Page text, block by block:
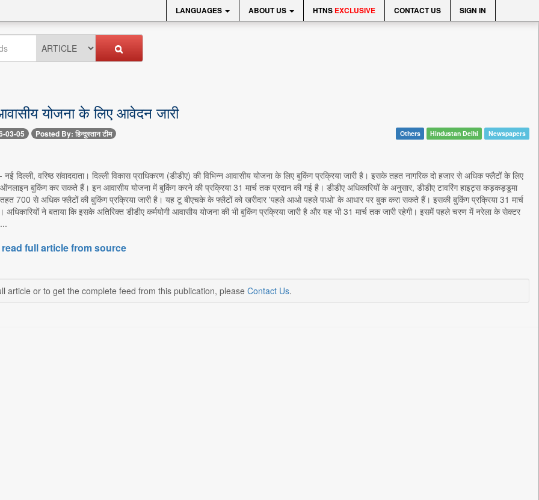
LANGUAGES ABOUT US HTNS EXCLUSIVE CONTACT US SIGN IN
योजना के लिए आवेदन जारी
03-05 Posted By: हिन्दुस्तान टीम Others Hindustan Delhi Newspapers
नई दिल्ली, वरिष्ठ संवाददाता। दिल्ली विकास प्राधिकरण (डीडीए) की विभिन्न आवासीय योजना के लिए बुकिंग प्रक्रिया जारी है। इसके तहत नागरिक दो हजार से अधिक फ्लैटों के लिए
बुकिंग कर सकते हैं। इन आवासीय योजना में बुकिंग करने की प्रक्रिया 31 मार्च तक प्रदान की गई है। डीडीए अधिकारियों के अनुसार, डीडीए टावरिंग हाइट्स कड़कड़डूमा
700 से अधिक फ्लैटों की बुकिंग प्रक्रिया जारी है। यह टू बीएचके के फ्लैटों को खरीदार 'पहले आओ पहले पाओ' के आधार पर बुक करा सकते हैं। इसकी बुकिंग प्रक्रिया 31 मार्च
अधिकारियों ने बताया कि इसके अतिरिक्त डीडीए कर्मयोगी आवासीय योजना की भी बुकिंग प्रक्रिया जारी है और यह भी 31 मार्च तक जारी रहेगी। इसमें पहले चरण में नरेला के सेक्टर
full article from source
article or to get the complete feed from this publication, please Contact Us.